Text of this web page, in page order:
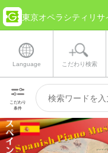
Language こだわり検索
こだわり
条件